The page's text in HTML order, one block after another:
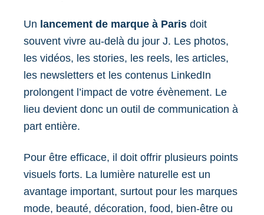
Un lancement de marque à Paris doit
souvent vivre au-delà du jour J. Les photos,
les vidéos, les stories, les reels, les articles,
les newsletters et les contenus LinkedIn
prolongent l’impact de votre évènement. Le
lieu devient donc un outil de communication à
part entière.
Pour être efficace, il doit offrir plusieurs points
visuels forts. La lumière naturelle est un
avantage important, surtout pour les marques
mode, beauté, décoration, food, bien-être ou